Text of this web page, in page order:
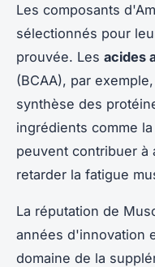
Les composants
sélectionnés pour
prouvée. Les acides
(BCAA), par
synthèse des
ingrédients comme la
peuvent contribuer à
retarder la fatigue
La réputation de
années d'innovation
domaine de la